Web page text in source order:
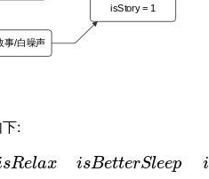
事/白噪声
isStory = 1
:
sRelax isBetterSleep i
x(media) (isRelaxisBetterS e